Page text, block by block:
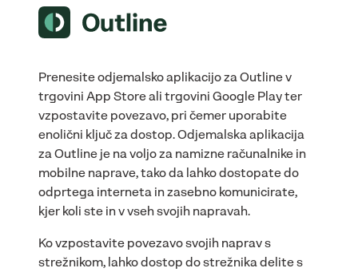
Prenesite odjemalsko aplikacijo za Outline v
trgovini App Store ali trgovini Google Play ter
vzpostavite povezavo, pri čemer uporabite
enolični ključ za dostop. Odjemalska aplikacija
za Outline je na voljo za namizne računalnike in
mobilne naprave, tako da lahko dostopate do
odprtega interneta in zasebno komunicirate,
kjer koli ste in v vseh svojih napravah.
Ko vzpostavite povezavo svojih naprav s
strežnikom, lahko dostop do strežnika delite s